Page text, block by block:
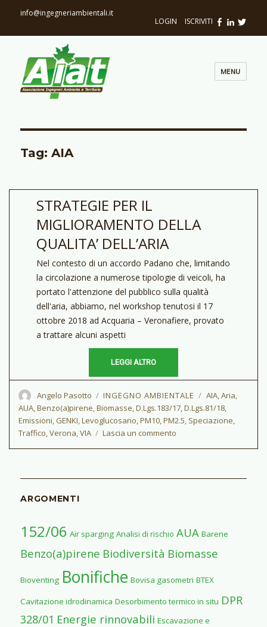
info@ingegneriambientali.it
LOGIN
ISCRIVITI
MENU
Tag: AIA
STRATEGIE PER IL
MIGLIORAMENTO DELLA
QUALITA’ DELL’ARIA
Nel contesto di un accordo Padano che, limitando
la circolazione a numerose tipologie di veicoli, ha
portato l'attenzione del pubblico sulla qualità
dell'aria, abbiamo, nel workshop tenutosi il 17
ottobre 2018 ad Acquaria – Veronafiere, provato
a trattare alcuni aspetti
LEGGI ALTRO
Autore
Angelo Pasotto CATEGORIE
INGEGNO AMBIENTALE Tag
AIA,Aria,
AUA,Benzo(a)pirene,Biomasse,D.Lgs.183/17,D.Lgs.81/18,
Emissioni, GENKI,Levoglucosano,PM10,PM2.5, Speciazione,
Traffico,Verona,VIA Lascia un commento
ARGOMENTI
152/06 Air sparging Analisi di rischio AUA Barene
Benzo(a)pirene Biodiversità Biomasse
Bioventing Bonifiche Bovisa gasometri BTEX
Cavitazione idrodinamica Desorbimento termico in situ DPR
328/01 Energie rinnovabili Escavazione e